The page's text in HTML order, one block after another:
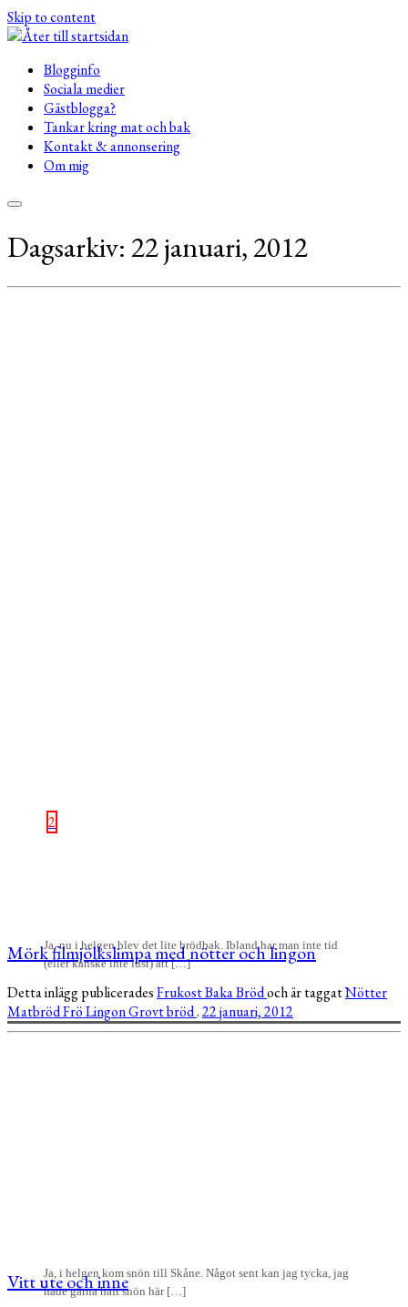
Skip to content
Blogginfo
Sociala medier
Gästblogga?
Tankar kring mat och bak
Kontakt & annonsering
Om mig
Dagsarkiv:22 januari, 2012
2
Ja, nu i helgen blev det lite brödbak. Ibland har man inte tid
(eller kanske inte lust) att […]
Mörk filmjölkslimpa med nötter och lingon
Detta inlägg publiceradesFrukostBakaBrödoch är taggatNötter
MatbrödFröLingonGrovt bröd.22 januari, 2012
Ja, i helgen kom snön till Skåne. Något sent kan jag tycka, jag
hade gärna haft snön här […]
Vitt ute och inne